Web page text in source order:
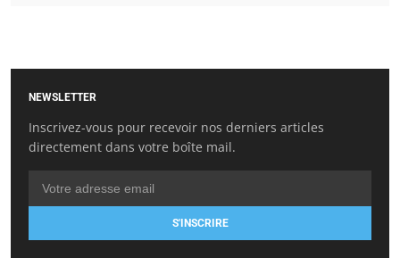
NEWSLETTER
Inscrivez-vous pour recevoir nos derniers articles
directement dans votre boîte mail.
S'INSCRIRE